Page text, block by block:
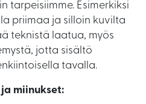
tarpeisiimme. Esimerkiksi
priimaa ja silloin kuvilta
teknistä laatua, myös
jotta sisältö
tavalla.
miinukset: